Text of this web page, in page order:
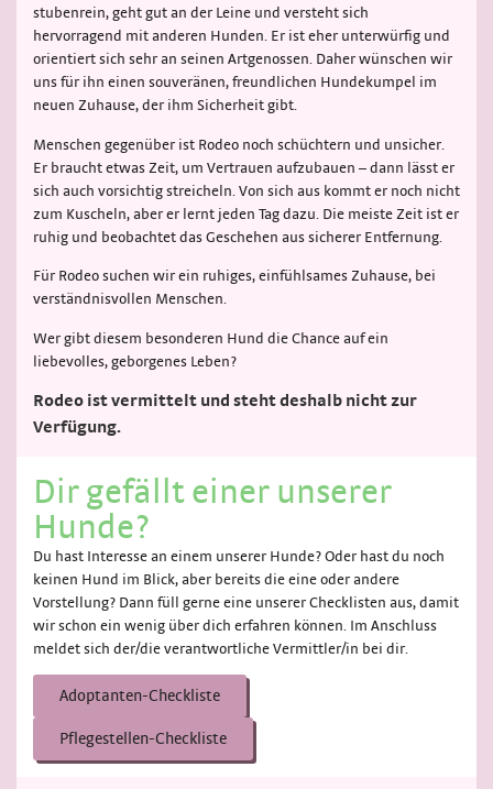
stubenrein, geht gut an der Leine und versteht sich
hervorragend mit anderen Hunden. Er ist eher unterwürfig und
orientiert sich sehr an seinen Artgenossen. Daher wünschen wir
uns für ihn einen souveränen, freundlichen Hundekumpel im
neuen Zuhause, der ihm Sicherheit gibt.
Menschen gegenüber ist Rodeo noch schüchtern und unsicher.
Er braucht etwas Zeit, um Vertrauen aufzubauen – dann lässt er
sich auch vorsichtig streicheln. Von sich aus kommt er noch nicht
zum Kuscheln, aber er lernt jeden Tag dazu. Die meiste Zeit ist er
ruhig und beobachtet das Geschehen aus sicherer Entfernung.
Für Rodeo suchen wir ein ruhiges, einfühlsames Zuhause, bei
verständnisvollen Menschen.
Wer gibt diesem besonderen Hund die Chance auf ein
liebevolles, geborgenes Leben?
Rodeo ist vermittelt und steht deshalb nicht zur
Verfügung.
Dir gefällt einer unserer
Hunde?
Du hast Interesse an einem unserer Hunde? Oder hast du noch
keinen Hund im Blick, aber bereits die eine oder andere
Vorstellung? Dann füll gerne eine unserer Checklisten aus, damit
wir schon ein wenig über dich erfahren können. Im Anschluss
meldet sich der/die verantwortliche Vermittler/in bei dir.
Adoptanten-Checkliste
Pflegestellen-Checkliste